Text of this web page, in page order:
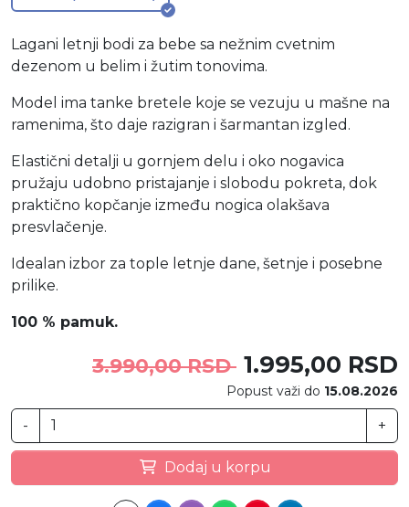
Lagani letnji bodi za bebe sa nežnim cvetnim
dezenom u belim i žutim tonovima.
Model ima tanke bretele koje se vezuju u mašne na
ramenima, što daje razigran i šarmantan izgled.
Elastični detalji u gornjem delu i oko nogavica
pružaju udobno pristajanje i slobodu pokreta, dok
praktično kopčanje između nogica olakšava
presvlačenje.
Idealan izbor za tople letnje dane, šetnje i posebne
prilike.
100 % pamuk.
3.990,00 RSD 1.995,00 RSD
Popust važi do 15.08.2026
- +
Dodaj u korpu